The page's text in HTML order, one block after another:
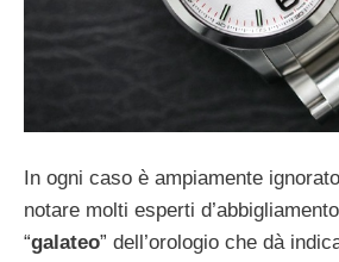
In ogni caso è ampiamente
notare molti esperti
“galateo” dell’orologio che dà